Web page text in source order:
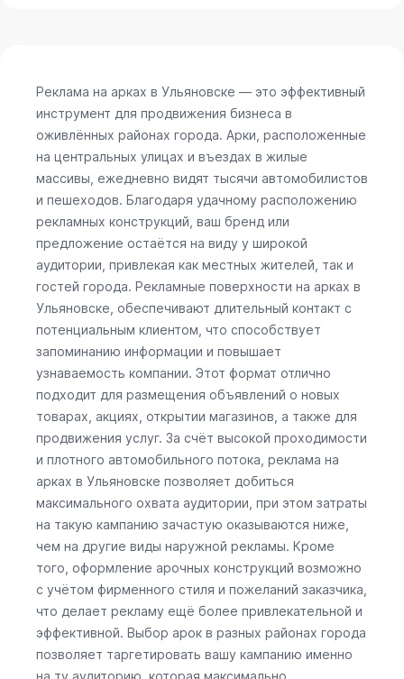
Реклама на арках в Ульяновске — это эффективный
инструмент для продвижения бизнеса в
оживлённых районах города. Арки, расположенные
на центральных улицах и въездах в жилые
массивы, ежедневно видят тысячи автомобилистов
и пешеходов. Благодаря удачному расположению
рекламных конструкций, ваш бренд или
предложение остаётся на виду у широкой
аудитории, привлекая как местных жителей, так и
гостей города. Рекламные поверхности на арках в
Ульяновске, обеспечивают длительный контакт с
потенциальным клиентом, что способствует
запоминанию информации и повышает
узнаваемость компании. Этот формат отлично
подходит для размещения объявлений о новых
товарах, акциях, открытии магазинов, а также для
продвижения услуг. За счёт высокой проходимости
и плотного автомобильного потока, реклама на
арках в Ульяновске позволяет добиться
максимального охвата аудитории, при этом затраты
на такую кампанию зачастую оказываются ниже,
чем на другие виды наружной рекламы. Кроме
того, оформление арочных конструкций возможно
с учётом фирменного стиля и пожеланий заказчика,
что делает рекламу ещё более привлекательной и
эффективной. Выбор арок в разных районах города
позволяет таргетировать вашу кампанию именно
на ту аудиторию, которая максимально